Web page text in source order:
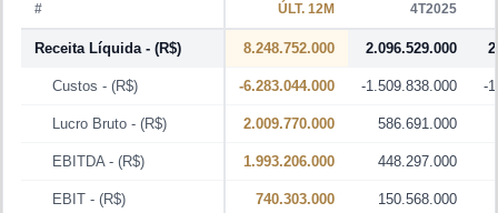
# ÚLT. 12M 4T2025
Receita Líquida- (R$) 8.248.752.000 2.096.529.000
Custos - (R$) -6.283.044.000 -1.509.838.000 -
Lucro Bruto - (R$) 2.009.770.000 586.691.000
EBITDA- (R$) 1.993.206.000 448.297.000
EBIT - (R$) 740.303.000 150.568.000